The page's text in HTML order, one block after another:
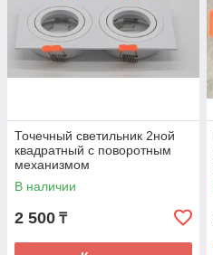
Точечный светильник 2ной
квадратный с поворотным
механизмом
В наличии
2 500 ₸